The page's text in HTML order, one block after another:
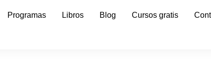
Programas Libros Blog Cursos gratis